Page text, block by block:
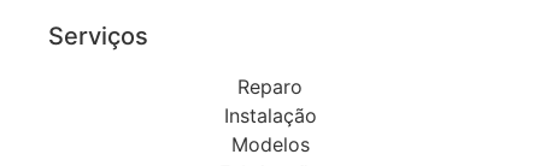
Serviços
Reparo
Instalação
Modelos